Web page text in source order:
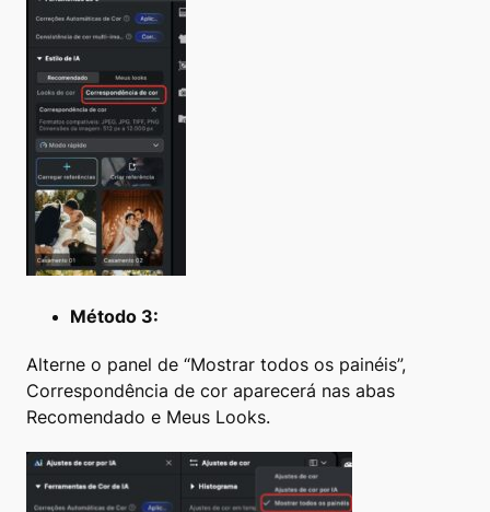
Método 3:
Alterne o panel de “Mostrar todos os painéis”,
Correspondência de cor aparecerá nas abas
Recomendado e Meus Looks.